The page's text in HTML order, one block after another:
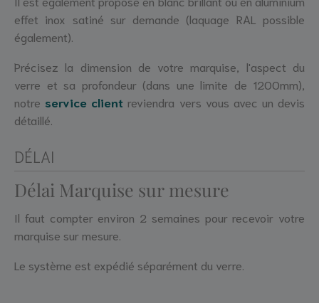
effet inox satiné sur demande (laquage RAL possible
également).
Précisez la dimension de votre marquise, l'aspect du
verre et sa profondeur (dans une limite de 1200mm),
notre service client reviendra vers vous avec un devis
détaillé.
DÉLAI
Délai Marquise sur mesure
Il faut compter environ 2 semaines pour recevoir votre
marquise sur mesure.
Le système est expédié séparément du verre.